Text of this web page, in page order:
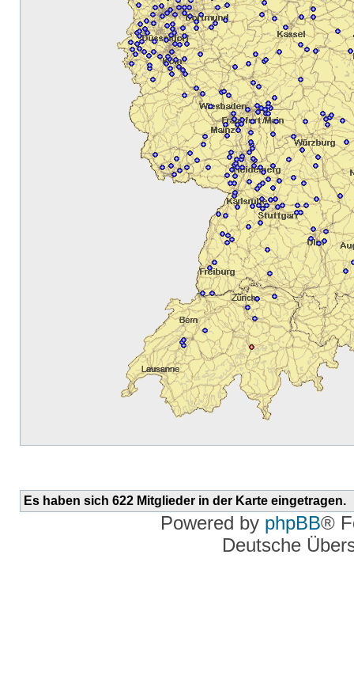
Es haben sich 622 Mitglieder in der Karte eingetragen.
Powered by phpBB®
Deutsche